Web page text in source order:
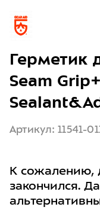
Герметик
Seam
Артикул: 11541-
К сожалению,
закончился.